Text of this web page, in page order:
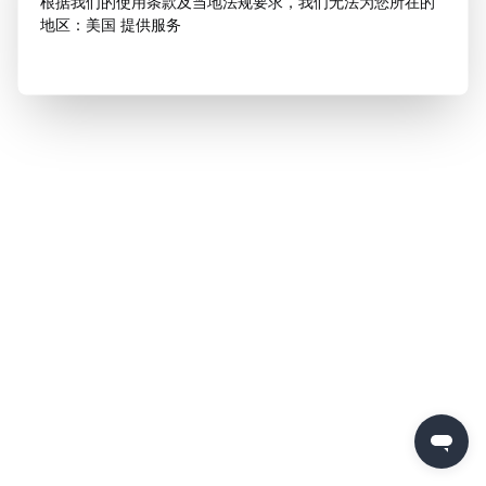
地区：美国 提供服务